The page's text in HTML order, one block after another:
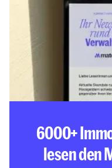
6000+
lesen den